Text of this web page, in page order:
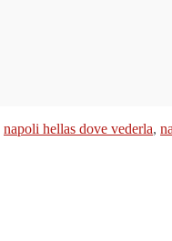
napoli hellas dove vederla,